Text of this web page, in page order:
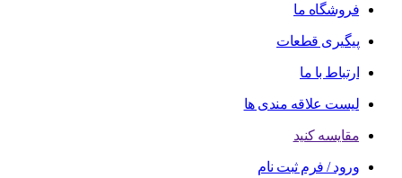
فروشگاه ما
پیگیری قطعات
ارتباط با ما
لیست علاقه مندی ها
مقایسه کنید
ورود / فرم ثبت نام